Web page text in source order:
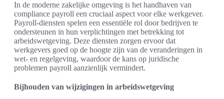
In de moderne zakelijke omgeving is het handhaven van
compliance payroll een cruciaal aspect voor elke werkgever.
Payroll-diensten spelen een essentiële rol door bedrijven te
ondersteunen in hun verplichtingen met betrekking tot
arbeidswetgeving. Deze diensten zorgen ervoor dat
werkgevers goed op de hoogte zijn van de veranderingen in
wet- en regelgeving, waardoor de kans op juridische
problemen payroll aanzienlijk vermindert.
Bijhouden van wijzigingen in arbeidswetgeving